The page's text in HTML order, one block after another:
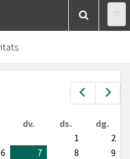
Prev
dv. ds.
dg.
1
2
6 7 8
9